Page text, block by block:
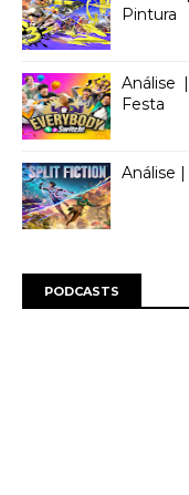
Pintura
Análise
Festa
Análise
PODCASTS